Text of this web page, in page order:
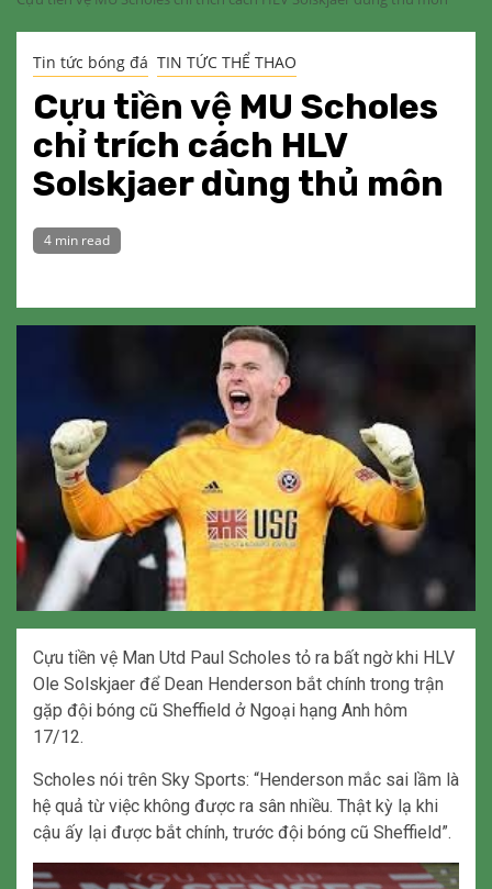
Tin tức bóng đá TIN TỨC THỂ THAO
Cựu tiền vệ MU Scholes
chỉ trích cách HLV
Solskjaer dùng thủ môn
4 min read
Cựu tiền vệ Man Utd Paul Scholes tỏ ra bất ngờ khi HLV
Ole Solskjaer để Dean Henderson bắt chính trong trận
gặp đội bóng cũ Sheffield ở Ngoại hạng Anh hôm
17/12.
Scholes nói trên Sky Sports: “Henderson mắc sai lầm là
hệ quả từ việc không được ra sân nhiều. Thật kỳ lạ khi
cậu ấy lại được bắt chính, trước đội bóng cũ Sheffield”.